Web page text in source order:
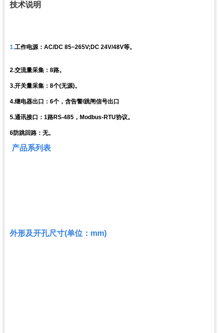
技术说明
1.工作电源：AC/DC 85~265V;DC 24V/48V等。
2.交流量采集：8路。
3.开关量采集：8个(无源)。
4.继电器出口：6个，含告警/跳闸信号出口
5.通讯接口：1路RS-485，Modbus-RTU协议。
6防跳回路：无。
产品系列表
外形及开孔尺寸(单位：mm)